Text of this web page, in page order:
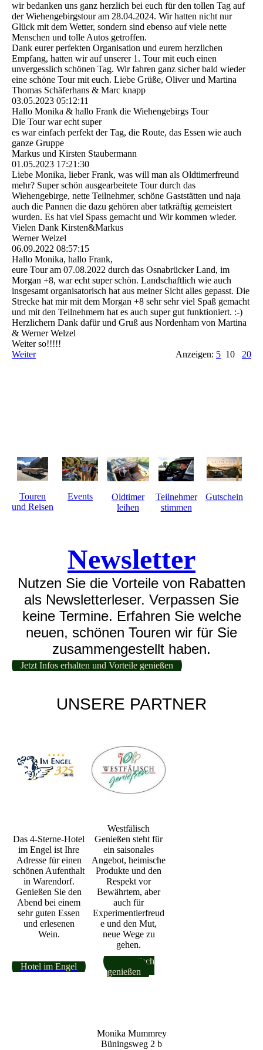
wir bedanken uns ganz herzlich bei euch für den tollen Tag auf
der Wiehengebirgstour am 28.04.2024. Wir hatten nicht nur
Glück mit dem Wetter, sondern sind ebenso auf viele nette
Menschen und tolle Autos getroffen.
Dank eurer perfekten Organisation und eurem herzlichen
Empfang, hatten wir auf unserer 1. Tour mit euch einen
unvergesslich schönen Tag. Wir fahren ganz sicher bald wieder
eine schöne Tour mit euch. Liebe Grüße, Oliver und Martina
Thomas Schäferhans & Marc knapp
03.05.2023 05:12:11
Hallo Monika & hallo Frank die Wiehengebirgs Tour
Die Tour war echt super
es war einfach perfekt der Tag, die Route, das Essen wie auch
ganze Gruppe
Markus und Kirsten Staubermann
01.05.2023 17:21:30
Liebe Monika, lieber Frank, was will man als Oldtimerfreund
mehr? Super schön ausgearbeitete Tour durch das
Wiehengebirge, nette Teilnehmer, schöne Gaststätten und naja
auch die Pannen die dazu gehören aber tatkräftig gemeistert
wurden. Es hat viel Spass gemacht und Wir kommen wieder.
Vielen Dank Kirsten&Markus
Werner Welzel
06.09.2022 08:57:15
Hallo Monika, hallo Frank,
eure Tour am 07.08.2022 durch das Osnabrücker Land, im
Morgan +8, war echt super schön. Landschaftlich wie auch
insgesamt organisatorisch hat aus meiner Sicht alles gepasst. Die
Strecke hat mir mit dem Morgan +8 sehr sehr viel Spaß gemacht
und mit den Teilnehmern hat es auch super gut funktioniert. :-)
Herzlichern Dank dafür und Gruß aus Nordenham von Martina
& Werner Welzel
Weiter so!!!!!
Weiter
Anzeigen: 5 10 20
Touren
und Reisen
Events
Oldtimer
leihen
Teilnehmer
stimmen
Gutschein
Newsletter
Nutzen Sie die Vorteile von Rabatten
als Newsletterleser. Verpassen Sie
keine Termine. Erfahren Sie welche
neuen, schönen Touren wir für Sie
zusammengestellt haben.
Jetzt Infos erhalten und Vorteile genießen
UNSERE PARTNER
Das 4-Sterne-Hotel
im Engel ist Ihre
Adresse für einen
schönen Aufenthalt
in Warendorf.
Genießen Sie den
Abend bei einem
sehr guten Essen
und erlesenen
Wein.
Westfälisch
Genießen steht für
ein saisonales
Angebot, heimische
Produkte und den
Respekt vor
Bewährtem, aber
auch für
Experimentierfreud
e und den Mut,
neue Wege zu
gehen.
Hotel im Engel
Westfälisch
genießen
Monika Mummrey
Büningsweg 2 b